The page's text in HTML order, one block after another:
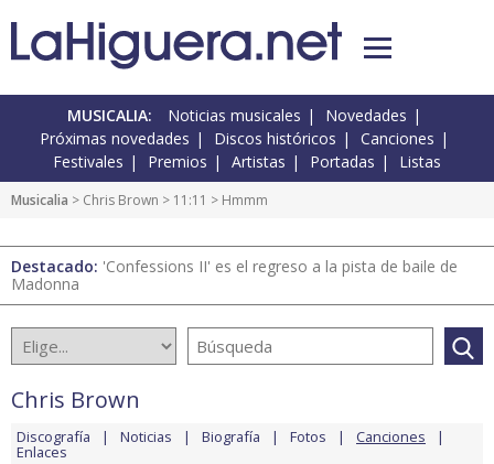
MUSICALIA: Noticias musicales
Novedades
Próximas novedades
Discos históricos
Canciones
Festivales
Premios Artistas Portadas Listas
Musicalia > Chris Brown > 11:11 > Hmmm
Destacado: 'Confessions II' es el regreso a la pista de baile de
Madonna
Chris Brown
Discografía Noticias Biografía Fotos Canciones
Enlaces